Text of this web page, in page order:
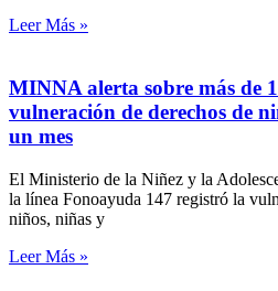
Leer Más »
MINNA alerta sobre más de
vulneración de derechos de
un mes
El Ministerio de la Niñez y la
la línea Fonoayuda 147 registró la
niños, niñas y
Leer Más »